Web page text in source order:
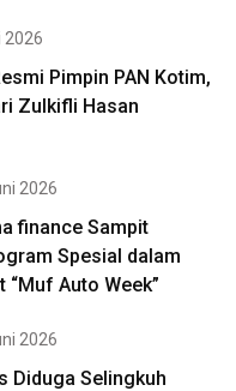
2026
Pimpin PAN Kotim,
Zulkifli Hasan
2026
finance Sampit
Spesial dalam
“Muf Auto Week”
2026
Diduga Selingkuh